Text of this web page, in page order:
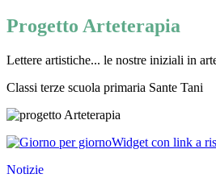
Progetto Arteterapia
Lettere artistiche... le nostre iniziali in
Classi terze scuola primaria Sante Tani
Widget con link a
Notizie